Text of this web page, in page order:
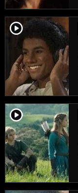
player2
player2